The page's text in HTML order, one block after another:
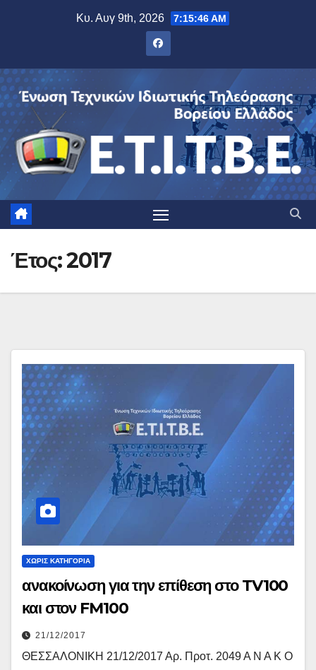
Κυ. Αυγ 9th, 2026 7:15:47 AM
Έτος:2017
ΧΩΡΊΣ ΚΑΤΗΓΟΡΊΑ
ανακοίνωση για την επίθεση στο TV100
και στον FM100
21/12/2017
ΘΕΣΣΑΛΟΝΙΚΗ 21/12/2017 Αρ. Προτ. 2049 Α Ν Α Κ Ο